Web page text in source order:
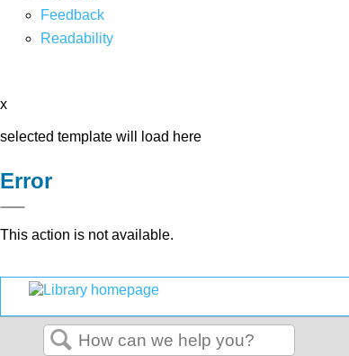
Feedback
Readability
x
selected template will load here
Error
This action is not available.